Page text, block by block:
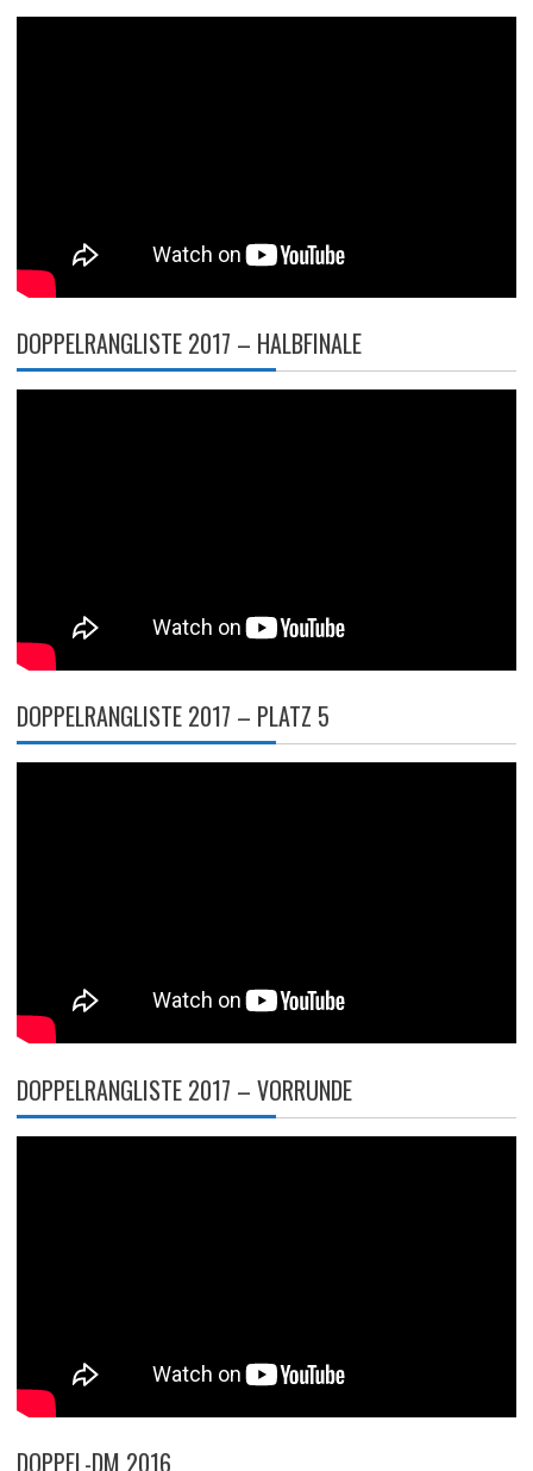
DOPPELRANGLISTE 2017 – HALBFINALE
DOPPELRANGLISTE 2017 – PLATZ 5
DOPPELRANGLISTE 2017 – VORRUNDE
DOPPEL-DM 2016